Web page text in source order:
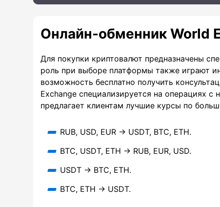
Онлайн-обменник World
Для покупки криптовалют предназначены
роль при выборе платформы также играют
возможность бесплатно получить
Exchange специализируется на операциях
предлагает клиентам лучшие курсы по
RUB, USD, EUR → USDT, BTC, ETH.
BTC, USDT, ETH → RUB, EUR, USD.
USDT → BTC, ETH.
BTC, ETH → USDT.